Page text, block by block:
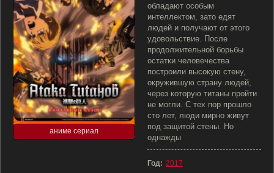
аниме сериал
обладают особым
интеллектом, зато едят
людей и получают от этого
удовольствие. После
продолжительной борьбы
остатки человечества
построили высокую стену,
окружившую страну людей,
через которую титаны пройти
не могли. С тех пор прошло
сто лет, люди мирно живут
под защитой стены. Но
однажды
Год: 2017